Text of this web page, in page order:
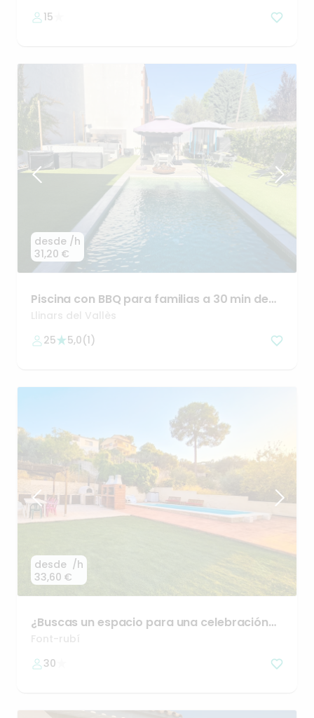
15
desde
31,20 €
/h
Piscina con BBQ para familias a 30 min de
BCN
Llinars del Vallès
25
5,0(1)
desde
33,60 €
/h
¿Buscas un espacio para una celebración
especial?
Font-rubí
30